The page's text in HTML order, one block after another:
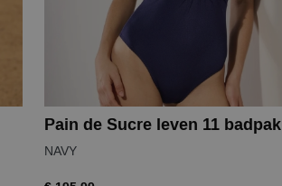
Pain de Sucre leven 11 badpak
NAVY